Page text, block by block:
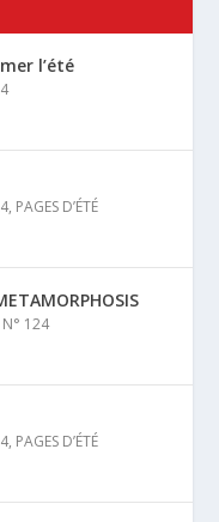
l’été
, PAGES D’ÉTÉ
124
, PAGES D’ÉTÉ